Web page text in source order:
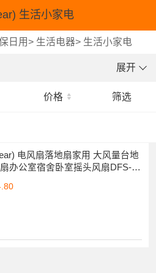
生活小家电
日用> 生活电器> 生活小家电
展开
价格 筛选
电风扇落地扇家用 大风量台地
办公室宿舍卧室摇头风扇DFS-G
.80